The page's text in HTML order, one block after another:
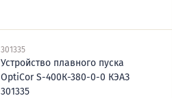
301335
Устройство плавного пуска
OptiCor S-400К-380-0-0 КЭАЗ
301335